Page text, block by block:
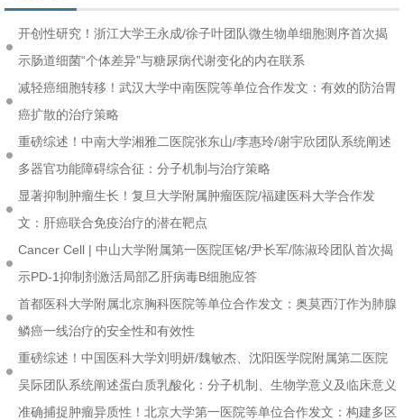
开创性研究！浙江大学王永成/徐子叶团队微生物单细胞测序首次揭
示肠道细菌“个体差异”与糖尿病代谢变化的内在联系
减轻癌细胞转移！武汉大学中南医院等单位合作发文：有效的防治胃
癌扩散的治疗策略
重磅综述！中南大学湘雅二医院张东山/李惠玲/谢宇欣团队系统阐述
多器官功能障碍综合征：分子机制与治疗策略
显著抑制肿瘤生长！复旦大学附属肿瘤医院/福建医科大学合作发
文：肝癌联合免疫治疗的潜在靶点
Cancer Cell | 中山大学附属第一医院匡铭/尹长军/陈淑玲团队首次揭
示PD-1抑制剂激活局部乙肝病毒B细胞应答
首都医科大学附属北京胸科医院等单位合作发文：奥莫西汀作为肺腺
鳞癌一线治疗的安全性和有效性
重磅综述！中国医科大学刘明妍/魏敏杰、沈阳医学院附属第二医院
吴际团队系统阐述蛋白质乳酸化：分子机制、生物学意义及临床意义
准确捕捉肿瘤异质性！北京大学第一医院等单位合作发文：构建多区